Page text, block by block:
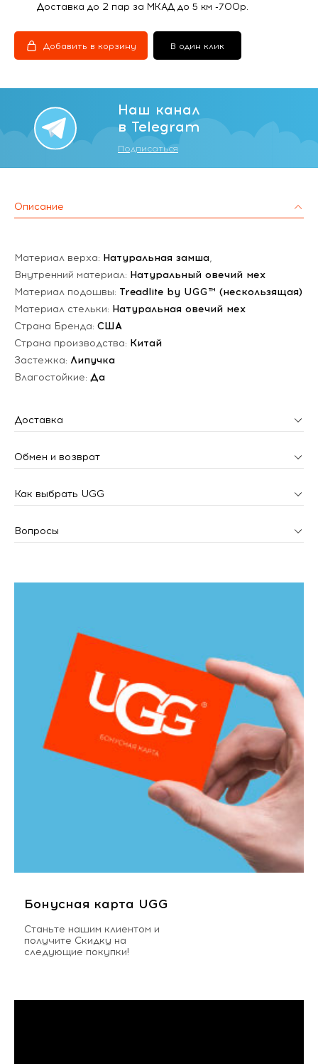
Доставка до 2 пар за МКАД до 5 км -700р.
Добавить в корзину В один клик
Наш канал
в Telegram
Подписаться
Описание
Материал верха: Натуральная замша,
Внутренний материал: Натуральный овечий мех
Материал подошвы: Treadlite by UGG™ (нескользящая)
Материал стельки: Натуральная овечий мех
Страна Бренда: США
Страна производства: Китай
Застежка: Липучка
Влагостойкие: Да
Доставка
Обмен и возврат
Как выбрать UGG
Вопросы
Бонусная карта UGG
Станьте нашим клиентом и
получите Скидку на
следующие покупки!